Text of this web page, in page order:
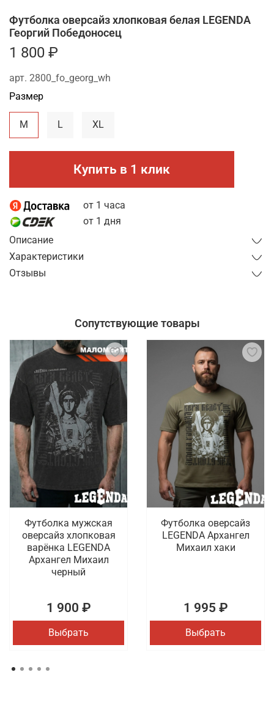
арт. 2800_fo_georg_wh
Футболка оверсайз хлопковая белая LEGENDA
Георгий Победоносец
1 800 ₽
Купить в 1 клик
от 1 часа
от 1 дня
Размер
M L XL
Описание
Характеристики
Отзывы
Сопутствующие товары
Футболка мужская
оверсайз хлопковая
варёнка LEGENDA
Архангел Михаил
черный
1 900 ₽
Выбрать
Футболка оверсайз
LEGENDA Архангел
Михаил хаки
1 995 ₽
Выбрать